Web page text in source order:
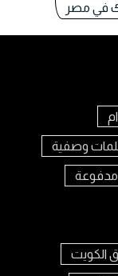
في مصر
وصفية
مدفوعة
الكويت